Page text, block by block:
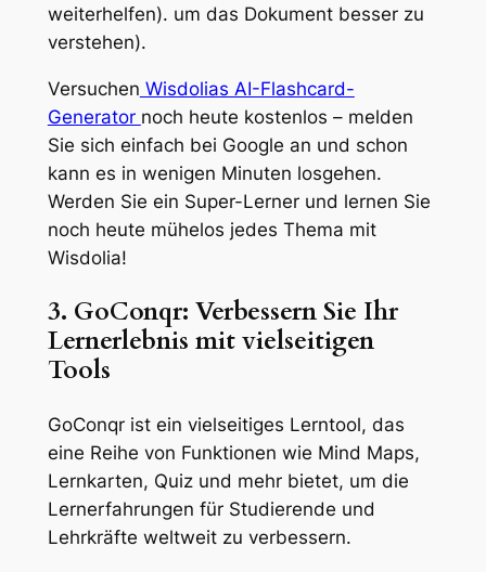
weiterhelfen). um das Dokument besser zu
verstehen).
Versuchen Wisdolias AI-Flashcard-
Generator noch heute kostenlos – melden
Sie sich einfach bei Google an und schon
kann es in wenigen Minuten losgehen.
Werden Sie ein Super-Lerner und lernen Sie
noch heute mühelos jedes Thema mit
Wisdolia!
3. GoConqr: Verbessern Sie Ihr
Lernerlebnis mit vielseitigen
Tools
GoConqr ist ein vielseitiges Lerntool, das
eine Reihe von Funktionen wie Mind Maps,
Lernkarten, Quiz und mehr bietet, um die
Lernerfahrungen für Studierende und
Lehrkräfte weltweit zu verbessern.